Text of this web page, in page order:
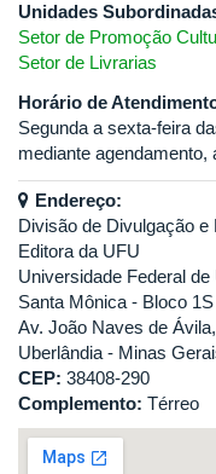
Unidades
Setor de Promoção
Setor de Livrarias
Horário de
Segunda a sexta-feira
mediante
Endereço:
Divisão de Divulgação
Editora da UFU
Universidade Federal de
Santa Mônica - Bloco 1S
Av. João Naves de
Uberlândia - Minas
CEP: 38408-290
Complemento: Térreo